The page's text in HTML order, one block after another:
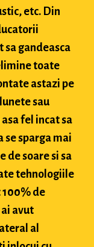
etc. Din
gandeasca
toate
astazi pe
sau
fel incat sa
sparga mai
de soare si sa
tehnologiile
100% de
avut
al